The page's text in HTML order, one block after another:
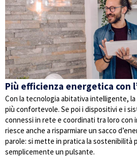
Più efficienza energetica con
Con la tecnologia abitativa intelligente, la
più confortevole. Se poi i dispositivi e i
connessi in rete e coordinati tra loro con
riesce anche a risparmiare un sacco
parole: si mette in pratica la sostenibilità
semplicemente un pulsante.